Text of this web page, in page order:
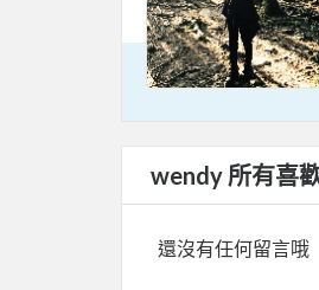
wendy 所有喜
還沒有任何留言哦